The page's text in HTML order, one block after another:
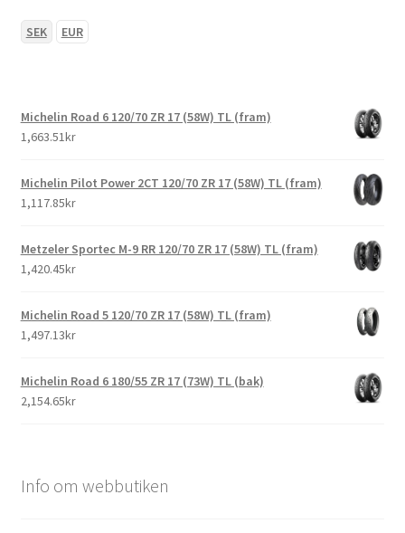
SEK EUR
Michelin Road 6 120/70 ZR 17 (58W) TL (fram)
1,663.51kr
Michelin Pilot Power 2CT 120/70 ZR 17 (58W) TL (fram)
1,117.85kr
Metzeler Sportec M-9 RR 120/70 ZR 17 (58W) TL (fram)
1,420.45kr
Michelin Road 5 120/70 ZR 17 (58W) TL (fram)
1,497.13kr
Michelin Road 6 180/55 ZR 17 (73W) TL (bak)
2,154.65kr
Info om webbutiken